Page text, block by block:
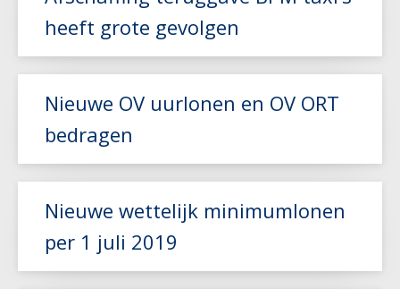
Lees meer
heeft grote gevolgen
Lees meer
Nieuwe OV uurlonen en OV ORT
bedragen
Lees meer
Nieuwe wettelijk minimumlonen
per 1 juli 2019